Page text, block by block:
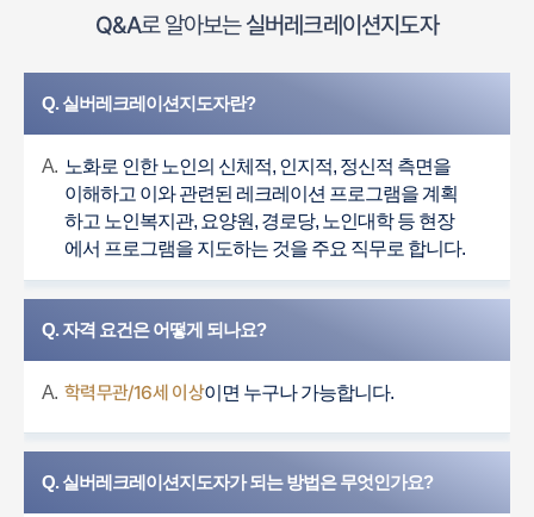
Q&A로 알아보는실버레크레이션지도자
Q. 실버레크레이션지도자란?
A. 노화로 인한 노인의 신체적, 인지적, 정신적 측면을
이해하고 이와 관련된 레크레이션 프로그램을 계획
하고 노인복지관, 요양원, 경로당, 노인대학 등 현장
에서 프로그램을 지도하는 것을 주요 직무로 합니다.
Q. 자격 요건은 어떻게 되나요?
A. 학력무관/16세 이상이면 누구나 가능합니다.
Q. 실버레크레이션지도자가 되는 방법은 무엇인가요?